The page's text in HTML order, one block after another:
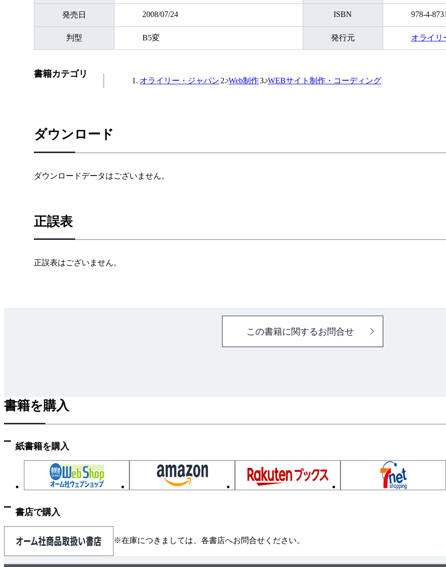
発売日 2008/07/24 ISBN 978-4-
判型 B5変 発行元 オライリ
書籍カテゴリ
オライリー・ジャパン Web制作 WEBサイト制作・コーディング
ダウンロード
ダウンロードデータはございません。
正誤表
正誤表はございません。
この書籍に関するお問合せ
書籍を購入
紙書籍を購入
書店で購入
※在庫につきましては、各書店へお問合せください。